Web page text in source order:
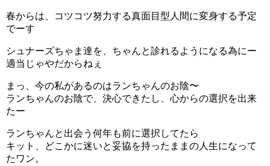
春からは、コツコツ努力する真面目型人間に変身する予定
でーす
シュナーズちゃま達を、ちゃんと診れるようになる為にー
適当じゃやだからねぇ
まっ、今の私があるのはランちゃんのお陰〜
ランちゃんのお陰で、決心できたし、心からの選択を出来
たー
ランちゃんと出会う何年も前に選択してたら
キット、どこかに迷いと妥協を持ったままの人生になって
たワン。